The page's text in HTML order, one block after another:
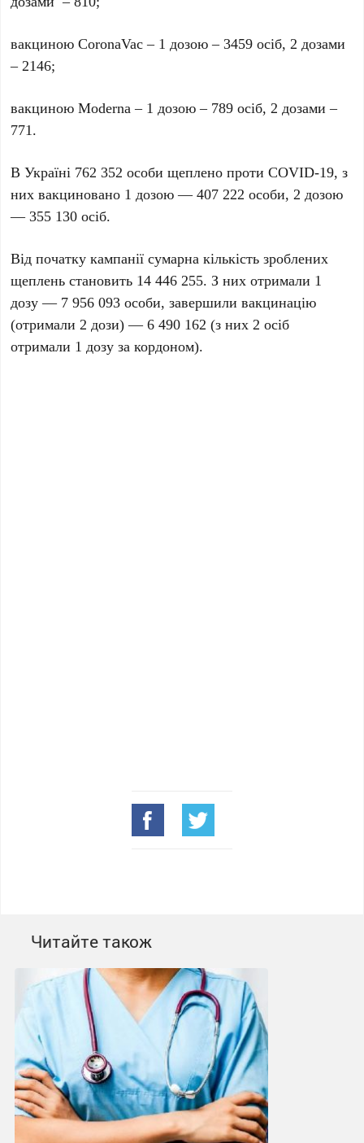
вакциною CoronaVac – 1 дозою – 3459 осіб, 2 дозами
– 2146;
вакциною Moderna – 1 дозою – 789 осіб, 2 дозами –
771.
В Україні 762 352 особи щеплено проти COVID-19, з
них вакциновано 1 дозою — 407 222 особи, 2 дозою
— 355 130 осіб.
Від початку кампанії сумарна кількість зроблених
щеплень становить 14 446 255. З них отримали 1
дозу — 7 956 093 особи, завершили вакцинацію
(отримали 2 дози) — 6 490 162 (з них 2 осіб
отримали 1 дозу за кордоном).
Читайте також